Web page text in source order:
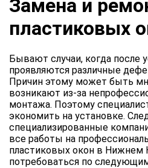
Замена и
пластиковых
Бывают случаи, когда после
проявляются различные
Причин этому может быть
возникают из-за
монтажа. Поэтому
экономить на установке.
специализированные
все работы на
пластиковых окон в Нижнем
потребоваться по